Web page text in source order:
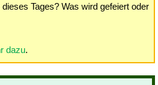
Tages? Was wird gefeiert oder
dazu.